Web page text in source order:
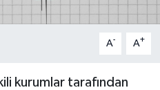
A- A+
kurumlar tarafından